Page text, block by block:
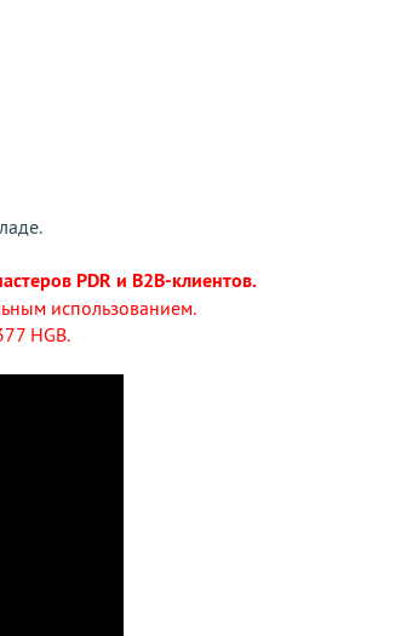
PDR и B2B-клиентов.
использованием.
HGB.